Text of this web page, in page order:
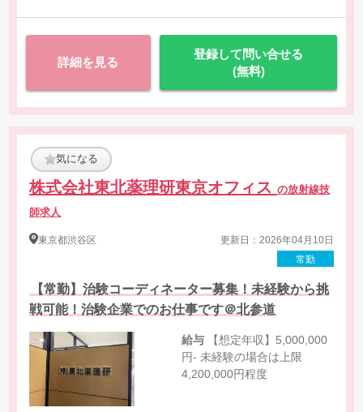
詳細を見る
登録して問い合せる
(無料)
気になる
株式会社東北薬理研東京オフィスの放射線技
師求人
東京都渋谷区
更新日：2026年04月10日
常勤
【常勤】治験コーディネーター募集！未経験から挑
戦可能！治験企業でのお仕事です＠北参道
給与
円- 未経験の場合は上限
4,200,000円程度